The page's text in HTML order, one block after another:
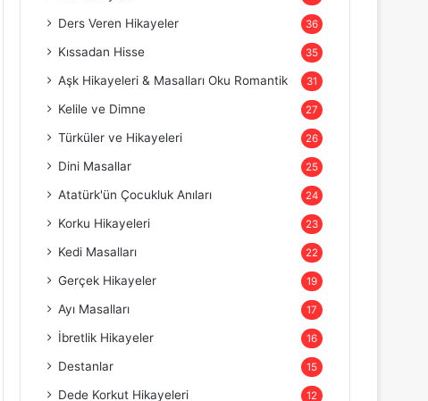
Ders Veren Hikayeler 36
Kıssadan Hisse 35
Aşk Hikayeleri & Masalları Oku Romantik 31
Kelile ve Dimne 27
Türküler ve Hikayeleri 26
Dini Masallar 25
Atatürk'ün Çocukluk Anıları 24
Korku Hikayeleri 23
Kedi Masalları 22
Gerçek Hikayeler 19
Ayı Masalları 17
İbretlik Hikayeler 16
Destanlar 15
Dede Korkut Hikayeleri 12